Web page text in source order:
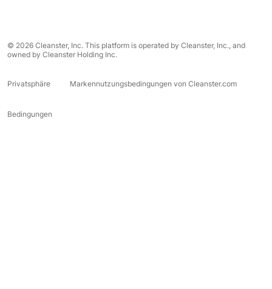
© 2026 Cleanster, Inc. This platform is operated by Cleanster, Inc., and
owned by Cleanster Holding Inc.
Privatsphäre Markennutzungsbedingungen von Cleanster.com
Bedingungen